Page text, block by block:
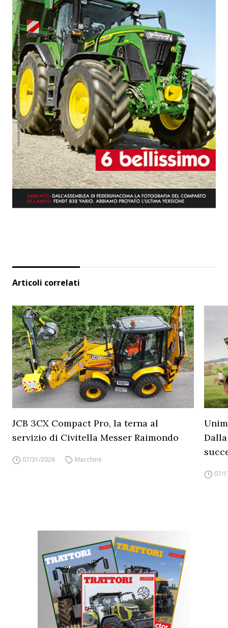
Articoli correlati
JCB 3CX Compact Pro, la terna al
servizio di Civitella Messer Raimondo
07/31/2026 Macchine
07/